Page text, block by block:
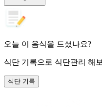
오늘 이 음식을 드셨나요?
식단 기록으로 식단관리 해
식단 기록